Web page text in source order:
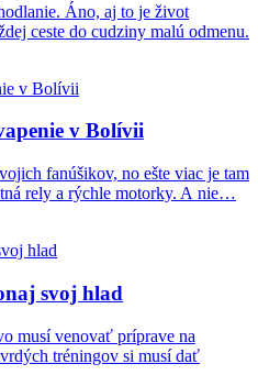
Áno, aj to je život
ceste do cudziny malú odmenu.
v Bolívii
fanúšikov, no ešte viac je tam
rely a rýchle motorky. A nie…
svoj hlad
musí venovať príprave na
tréningov si musí dať